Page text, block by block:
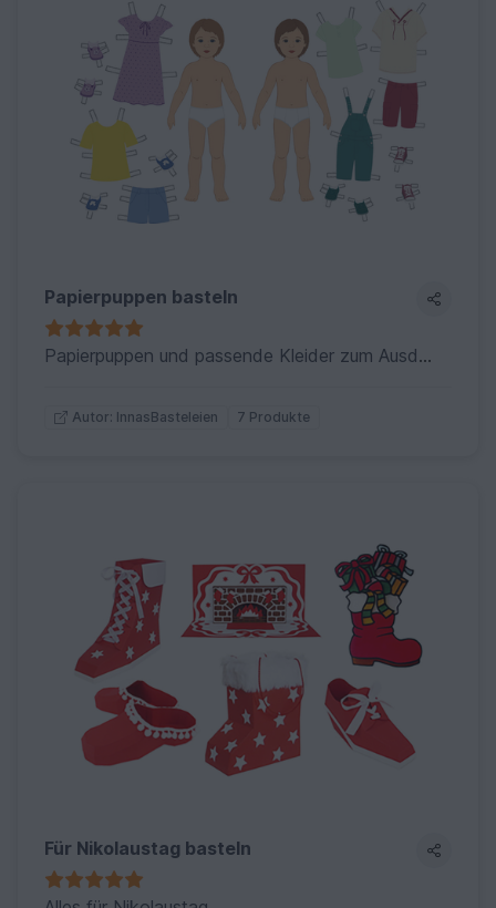
Papierpuppen basteln
Papierpuppen und passende Kleider zum Ausdrucken und Ausschneiden.
Autor: InnasBasteleien 7 Produkte
Für Nikolaustag basteln